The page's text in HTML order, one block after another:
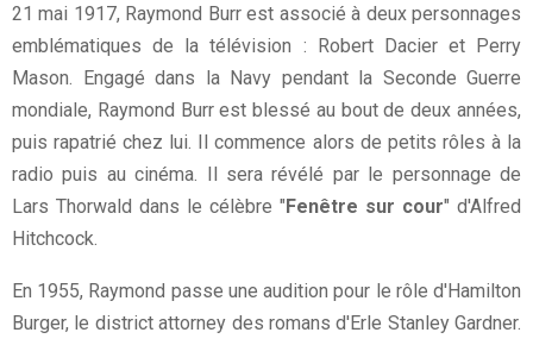
21 mai 1917, Raymond Burr est associé à deux personnages
emblématiques de la télévision :
Robert Dacieret
Perry
Mason. Engagé dans la Navy pendant la Seconde Guerre
mondiale, Raymond Burr est blessé au bout de deux années,
puis rapatrié chez lui. Il commence alors de petits rôles à la
radio puis au cinéma. Il sera révélé par le personnage de
Lars Thorwald dans le célèbre " Fenêtre sur cour" d'Alfred
Hitchcock.
En 1955, Raymond passe une audition pour le rôle d'Hamilton
Burger, le district attorney des romans d'Erle Stanley Gardner.